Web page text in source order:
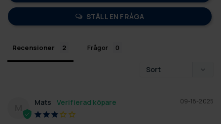
STÄLL EN FRÅGA
Recensioner Frågor
09-18-2025
Mats